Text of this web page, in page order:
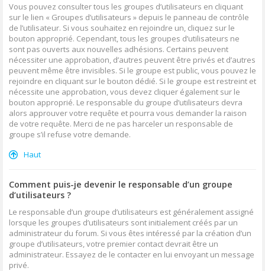
Vous pouvez consulter tous les groupes d’utilisateurs en cliquant
sur le lien « Groupes d’utilisateurs » depuis le panneau de contrôle
de l’utilisateur. Si vous souhaitez en rejoindre un, cliquez sur le
bouton approprié. Cependant, tous les groupes d’utilisateurs ne
sont pas ouverts aux nouvelles adhésions. Certains peuvent
nécessiter une approbation, d’autres peuvent être privés et d’autres
peuvent même être invisibles. Si le groupe est public, vous pouvez le
rejoindre en cliquant sur le bouton dédié. Si le groupe est restreint et
nécessite une approbation, vous devez cliquer également sur le
bouton approprié. Le responsable du groupe d’utilisateurs devra
alors approuver votre requête et pourra vous demander la raison
de votre requête. Merci de ne pas harceler un responsable de
groupe s’il refuse votre demande.
Haut
Comment puis-je devenir le responsable d’un groupe
d’utilisateurs ?
Le responsable d’un groupe d’utilisateurs est généralement assigné
lorsque les groupes d’utilisateurs sont initialement créés par un
administrateur du forum. Si vous êtes intéressé par la création d’un
groupe d’utilisateurs, votre premier contact devrait être un
administrateur. Essayez de le contacter en lui envoyant un message
privé.